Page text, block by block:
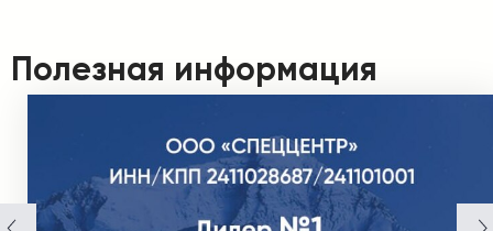
Полезная информация